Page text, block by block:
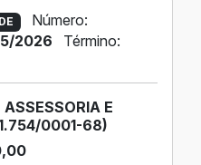
Número:
2026
Término:
E
0001-68)